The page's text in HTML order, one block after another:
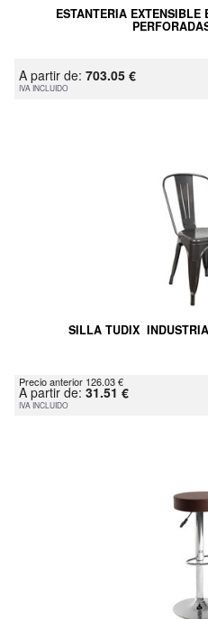
ESTANTERIA
A partir de: 703.05 €
IVA INCLUIDO
SILLA TUDIX
Precio anterior 126.03 €
A partir de: 31.51 €
IVA INCLUIDO